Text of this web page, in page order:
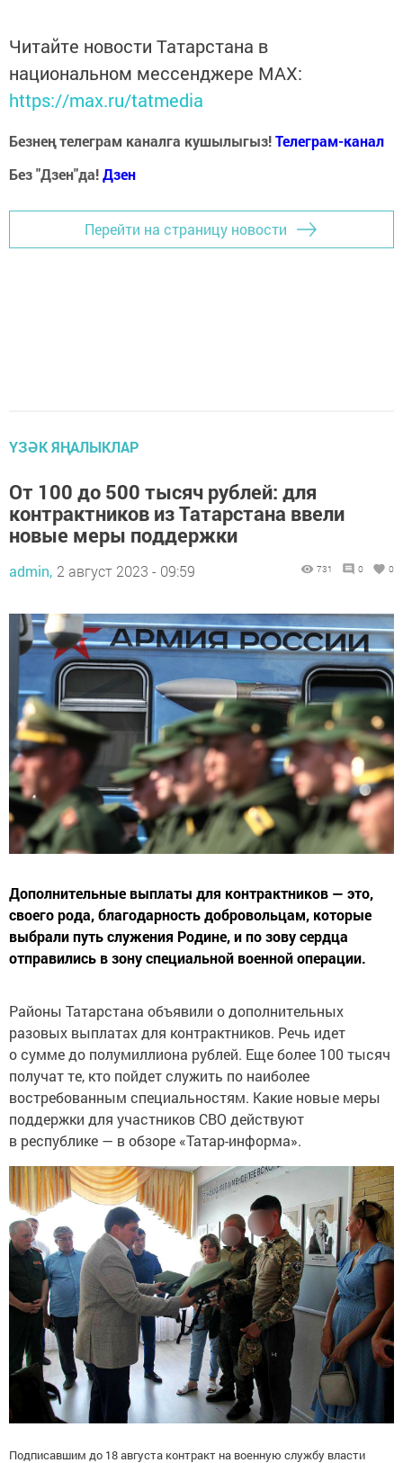
Читайте новости Татарстана в
национальном мессенджере MАХ:
https://max.ru/tatmedia
Безнең телеграм каналга кушылыгыз!Телеграм-канал
Без "Дзен"да!Дзен
Перейти на страницу новости
ҮЗӘК ЯҢАЛЫКЛАР
От 100 до 500 тысяч рублей: для
контрактников из Татарстана ввели
новые меры поддержки
admin, 2 август 2023 - 09:59 731 0 0
Дополнительные выплаты для контрактников — это,
своего рода, благодарность добровольцам, которые
выбрали путь служения Родине, и по зову сердца
отправились в зону специальной военной операции.
Районы Татарстана объявили о дополнительных
разовых выплатах для контрактников. Речь идет
о сумме до полумиллиона рублей. Еще более 100 тысяч
получат те, кто пойдет служить по наиболее
востребованным специальностям. Какие новые меры
поддержки для участников СВО действуют
в республике — в обзоре «Татар-информа».
Подписавшим до 18 августа контракт на военную службу власти